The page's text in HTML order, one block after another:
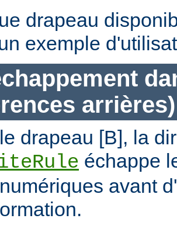
drapeau
exemple
arrières)
drapeau [B], la
échappe
avant